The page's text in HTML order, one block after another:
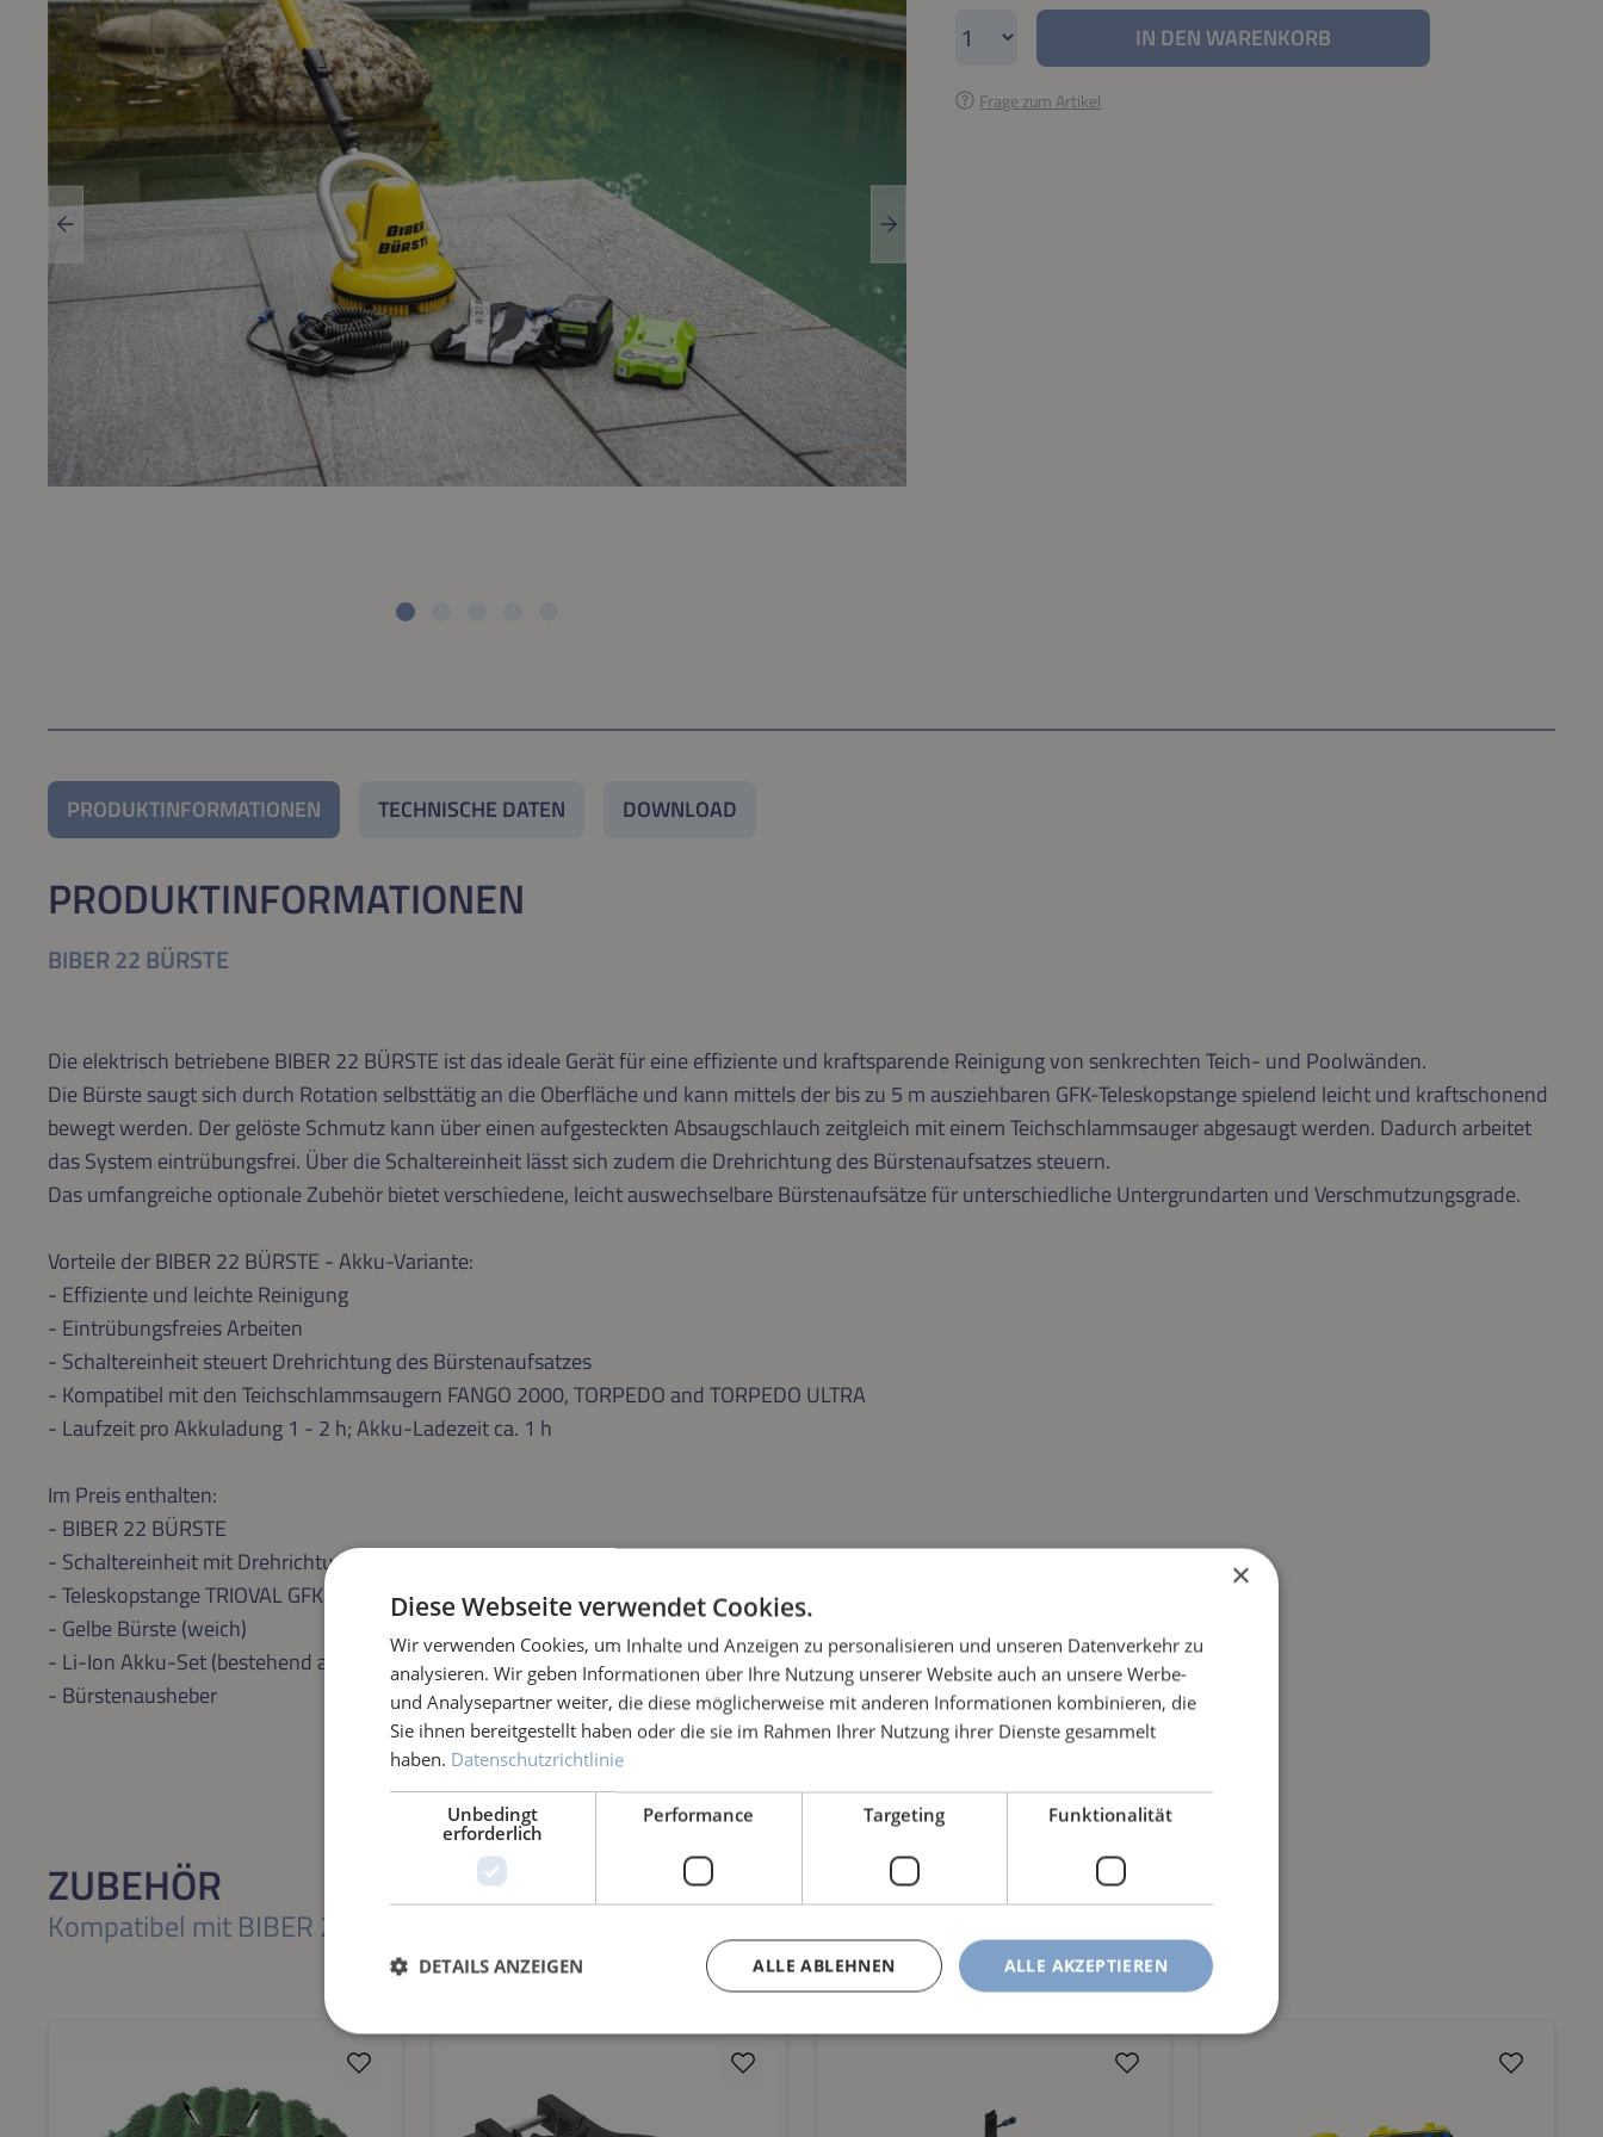
Produkt Anzahl: Gib den gewünschten Wert ein oder
IN DEN WARENKORB
Frage zum Artikel
PRODUKTINFORMATIONEN TECHNISCHE DATEN DOWNLOAD
PRODUKTINFORMATIONEN
BIBER 22 BÜRSTE
Die elektrisch betriebene BIBER 22 BÜRSTE ist das ideale Gerät für eine effiziente und kraftsparende Reinigung von senkrechten Teich- und Poolwänden.
Die Bürste saugt sich durch Rotation selbsttätig an die Oberfläche und kann mittels der bis zu 5 m ausziehbaren GFK-Teleskopstange spielend leicht und kraftschonend
bewegt werden. Der gelöste Schmutz kann über einen aufgesteckten Absaugschlauch zeitgleich mit einem Teichschlammsauger abgesaugt werden. Dadurch arbeitet
das System eintrübungsfrei. Über die Schaltereinheit lässt sich zudem die Drehrichtung des Bürstenaufsatzes steuern.
Das umfangreiche optionale Zubehör bietet verschiedene, leicht auswechselbare Bürstenaufsätze für unterschiedliche Untergrundarten und Verschmutzungsgrade.
Vorteile der BIBER 22 BÜRSTE - Akku-Variante:
- Effiziente und leichte Reinigung
- Eintrübungsfreies Arbeiten
- Schaltereinheit steuert Drehrichtung des Bürstenaufsatzes
- Kompatibel mit den Teichschlammsaugern FANGO 2000, TORPEDO and TORPEDO ULTRA
- Laufzeit pro Akkuladung 1 - 2 h; Akku-Ladezeit ca. 1 h
Im Preis enthalten:
- BIBER 22 BÜRSTE
- Schaltereinheit mit Drehrichtungswechsel
- Teleskopstange TRIOVAL GFK 2,5 - 5,0 m
- Gelbe Bürste (weich)
- Li-Ion Akku-Set (bestehend aus 1x Li-Ion Akku 24V, 4 Ah; 1x Schnellladegerät; 1x Gürteladapter mit Tragegurt)
- Bürstenausheber
ZUBEHÖR
Kompatibel mit BIBER 22 BÜRSTE
×
Diese Webseite verwendet Cookies.
Wir verwenden Cookies, um Inhalte und Anzeigen zu personalisieren und unseren Datenverkehr zu
analysieren. Wir geben Informationen über Ihre Nutzung unserer Website auch an unsere Werbe-
und Analysepartner weiter, die diese möglicherweise mit anderen Informationen kombinieren, die
Sie ihnen bereitgestellt haben oder die sie im Rahmen Ihrer Nutzung ihrer Dienste gesammelt
haben. Datenschutzrichtlinie
Unbedingt
erforderlich
Performance Targeting Funktionalität
ALLE AKZEPTIEREN
ALLE ABLEHNEN
DETAILS ANZEIGEN